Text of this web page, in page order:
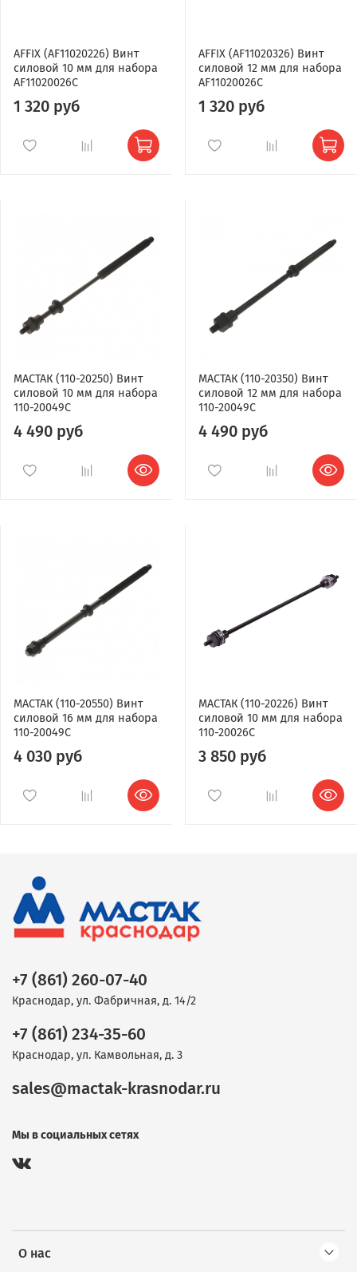
AFFIX (AF11020226) Винт
силовой 10 мм для набора
AF11020026C
1 320 руб
AFFIX (AF11020326) Винт
силовой 12 мм для набора
AF11020026C
1 320 руб
МАСТАК (110-20250) Винт
силовой 10 мм для набора
110-20049C
4 490 руб
МАСТАК (110-20350) Винт
силовой 12 мм для набора
110-20049C
4 490 руб
МАСТАК (110-20550) Винт
силовой 16 мм для набора
110-20049C
4 030 руб
МАСТАК (110-20226) Винт
силовой 10 мм для набора
110-20026C
3 850 руб
О нас
+7 (861) 260-07-40
Краснодар, ул. Фабричная, д. 14/2
+7 (861) 234-35-60
Краснодар, ул. Камвольная, д. 3
sales@mactak-krasnodar.ru
Мы в социальных сетях